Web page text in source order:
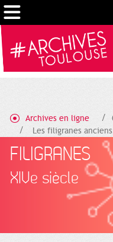
Archives en ligne
Les filigranes anciens
FILIGRANES
XIVe siècle
Cookies management panel